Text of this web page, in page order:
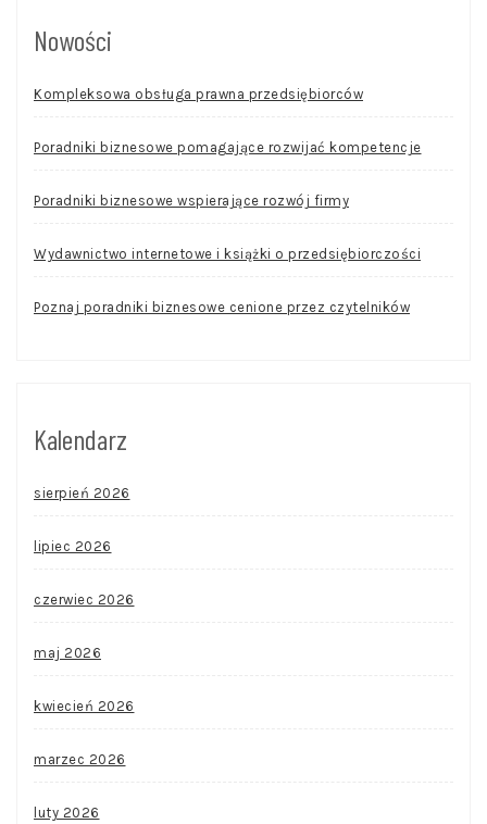
Nowości
Kompleksowa obsługa prawna przedsiębiorców
Poradniki biznesowe pomagające rozwijać kompetencje
Poradniki biznesowe wspierające rozwój firmy
Wydawnictwo internetowe i książki o przedsiębiorczości
Poznaj poradniki biznesowe cenione przez czytelników
Kalendarz
sierpień 2026
lipiec 2026
czerwiec 2026
maj 2026
kwiecień 2026
marzec 2026
luty 2026